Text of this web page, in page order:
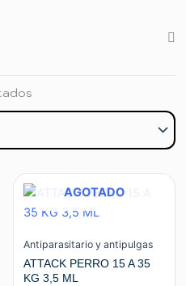
AGOTADO
Antiparasitario y antipulgas
ATTACK PERRO 15 A 35
KG 3,5 ML